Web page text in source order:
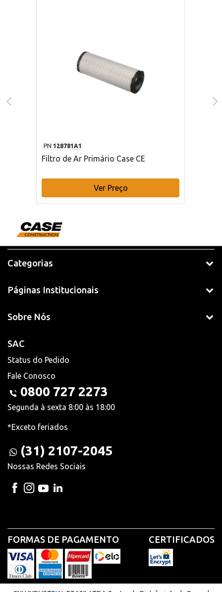
PN 128781A1
Filtro de Ar Primário Case CE
Ver Preço
Categorias
Páginas Institucionais
Sobre Nós
SAC
Status do Pedido
Fale Conosco
0800 727 2273
Segunda à sexta 8:00 às 18:00
*Exceto feriados
(31) 2107-2045
Nossas Redes Sociais
FORMAS DE PAGAMENTO CERTIFICADOS